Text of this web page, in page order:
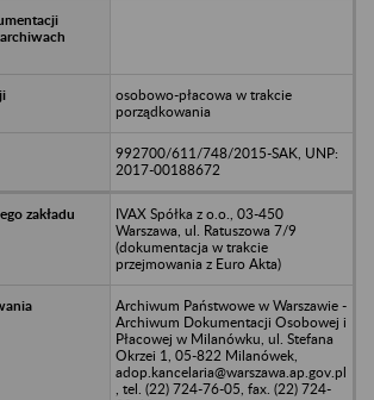
osobowo-płacowa w trakcie
porządkowania
992700/611/748/2015-SAK, UNP:
2017-00188672
IVAX Spółka z o.o., 03-450
Warszawa, ul. Ratuszowa 7/9
(dokumentacja w trakcie
przejmowania z Euro Akta)
Archiwum Państwowe w Warszawie -
Archiwum Dokumentacji Osobowej i
Płacowej w Milanówku, ul. Stefana
Okrzei 1, 05-822 Milanówek,
adop.kancelaria@warszawa.ap.gov.pl
, tel. (22) 724-76-05, fax. (22) 724-